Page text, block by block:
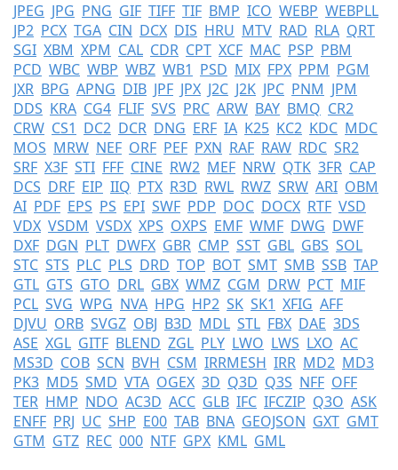
JPEG JPG PNG GIF TIFF TIF BMP ICO WEBP WEBPLL
JP2 PCX TGA CIN DCX DIS HRU MTV RAD RLA QRT
SGI XBM XPM CAL CDR CPT XCF MAC PSP PBM
PCD WBC WBP WBZ WB1 PSD MIX FPX PPM PGM
JXR BPG APNG DIB JPF JPX J2C J2K JPC PNM JPM
DDS KRA CG4 FLIF SVS PRC ARW BAY BMQ CR2
CRW CS1 DC2 DCR DNG ERF IA K25 KC2 KDC MDC
MOS MRW NEF ORF PEF PXN RAF RAW RDC SR2
SRF X3F STI FFF CINE RW2 MEF NRW QTK 3FR CAP
DCS DRF EIP IIQ PTX R3D RWL RWZ SRW ARI OBM
AI PDF EPS PS EPI SWF PDP DOC DOCX RTF VSD
VDX VSDM VSDX XPS OXPS EMF WMF DWG DWF
DXF DGN PLT DWFX GBR CMP SST GBL GBS SOL
STC STS PLC PLS DRD TOP BOT SMT SMB SSB TAP
GTL GTS GTO DRL GBX WMZ CGM DRW PCT MIF
PCL SVG WPG NVA HPG HP2 SK SK1 XFIG AFF
DJVU ORB SVGZ OBJ B3D MDL STL FBX DAE 3DS
ASE XGL GITF BLEND ZGL PLY LWO LWS LXO AC
MS3D COB SCN BVH CSM IRRMESH IRR MD2 MD3
PK3 MD5 SMD VTA OGEX 3D Q3D Q3S NFF OFF
TER HMP NDO AC3D ACC GLB IFC IFCZIP Q3O ASK
ENFF PRJ UC SHP E00 TAB BNA GEOJSON GXT GMT
GTM GTZ REC 000 NTF GPX KML GML